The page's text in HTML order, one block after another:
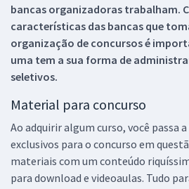
bancas organizadoras trabalham.
características das bancas que
organização de concursos é
uma tem a sua forma de
seletivos.
Material para concurso
Ao adquirir algum curso, você passa
exclusivos para o concurso em
materiais com um conteúdo
para download e videoaulas. Tudo